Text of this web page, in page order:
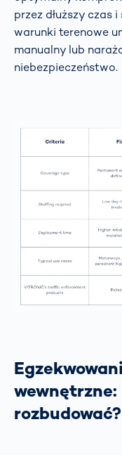
przez dłuższy czas
warunki terenowe
manualny lub
niebezpieczeństwo.
rozbudować?